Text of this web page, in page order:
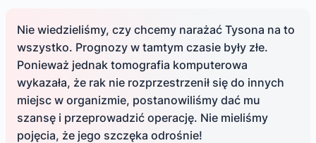
Nie wiedzieliśmy, czy chcemy narażać Tysona na to
wszystko. Prognozy w tamtym czasie były złe.
Ponieważ jednak tomografia komputerowa
wykazała, że rak nie rozprzestrzenił się do innych
miejsc w organizmie, postanowiliśmy dać mu
szansę i przeprowadzić operację. Nie mieliśmy
pojęcia, że jego szczęka odrośnie!